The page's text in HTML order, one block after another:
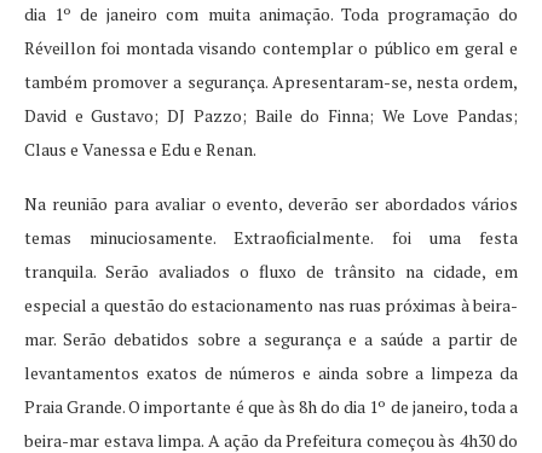
dia 1º de janeiro com muita animação. Toda programação do
Réveillon foi montada visando contemplar o público em geral e
também promover a segurança. Apresentaram-se, nesta ordem,
David e Gustavo; DJ Pazzo; Baile do Finna; We Love Pandas;
Claus e Vanessa e Edu e Renan.
Na reunião para avaliar o evento, deverão ser abordados vários
temas minuciosamente. Extraoficialmente. foi uma festa
tranquila. Serão avaliados o fluxo de trânsito na cidade, em
especial a questão do estacionamento nas ruas próximas à beira-
mar. Serão debatidos sobre a segurança e a saúde a partir de
levantamentos exatos de números e ainda sobre a limpeza da
Praia Grande. O importante é que às 8h do dia 1º de janeiro, toda a
beira-mar estava limpa. A ação da Prefeitura começou às 4h30 do